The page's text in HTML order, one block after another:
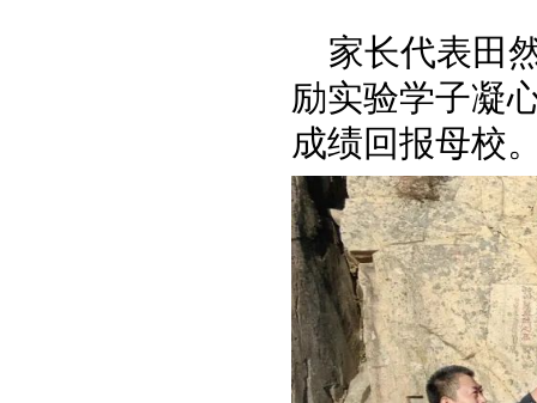
家长代表田
励实验学子凝
成绩回报母校